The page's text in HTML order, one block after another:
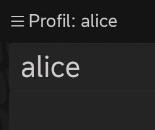
Zum InhaltProfil: alice
alice